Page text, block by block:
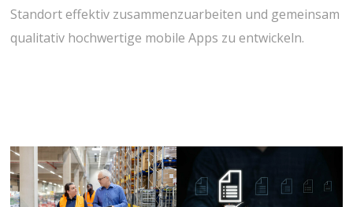
Standort effektiv zusammenzuarbeiten und gemeinsam
qualitativ hochwertige mobile Apps zu entwickeln.